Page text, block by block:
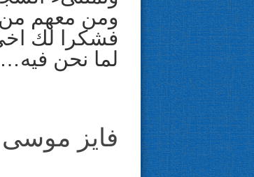
ومن معهم من
فشكرا لك
لما نحن
فايز موسى